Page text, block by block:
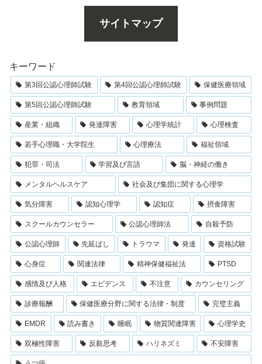
サイトマップ
キーワード
第3回公認心理師試験 第4回公認心理師試験 保健医療領域
第5回公認心理師試験 教育領域 事例問題
産業・組織 発達障害 心理学統計 心理検査
若手心理職・大学院生 心理療法 福祉領域
犯罪・司法 学習及び言語 脳・神経の働き
メンタルヘルスケア 社会及び集団に関する心理学
気分障害 認知心理学 認知症 摂食障害
スクールカウンセラー 公認心理師法 自殺予防
公認心理師 先延ばし トラウマ 発達 資格試験
心身症 関連法律 精神保健福祉法 PTSD
感情及び人格 エビデンス 不注意 カウンセリング
診療報酬 保健医療分野に関する法律・制度 完璧主義
EMDR 読み書き 睡眠 物質関連障害 心理学史
双極性障害 反芻思考 ハリネズミ 不安障害